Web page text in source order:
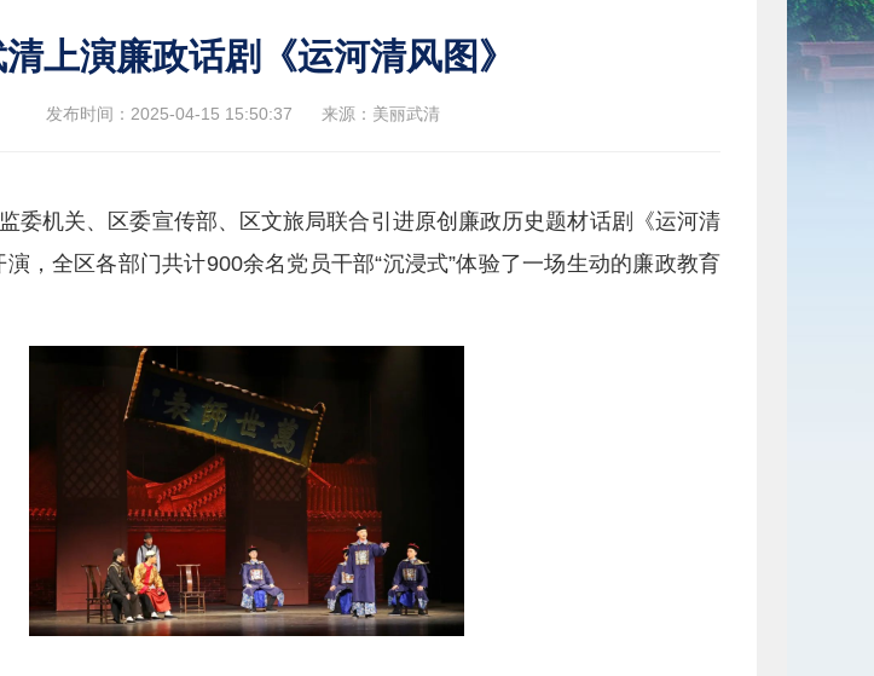
上演廉政话剧《运河清风图》
发布时间：2025-04-15 15:50:37 来源：美丽武清
委机关、区委宣传部、区文旅局联合引进原创廉政历史题材话剧《运河清
，全区各部门共计900余名党员干部“沉浸式”体验了一场生动的廉政教育